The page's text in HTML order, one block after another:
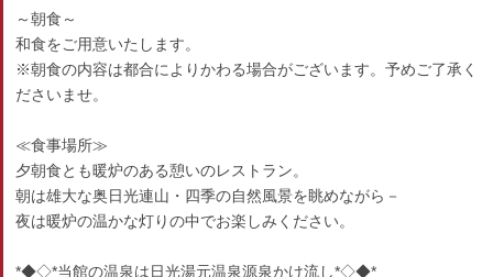
～朝食～
和食をご用意いたします。
※朝食の内容は都合によりかわる場合がございます。予めご了承く
ださいませ。
≪食事場所≫
夕朝食とも暖炉のある憩いのレストラン。
朝は雄大な奥日光連山・四季の自然風景を眺めながら－
夜は暖炉の温かな灯りの中でお楽しみください。
*◆◇*当館の温泉は日光湯元温泉源泉かけ流し*◇◆*